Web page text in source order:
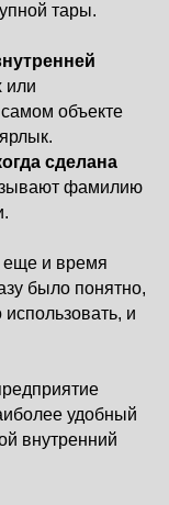
тары.
или
объекте
сделана
фамилию
еще и время
было понятно,
и
удобный
внутренний